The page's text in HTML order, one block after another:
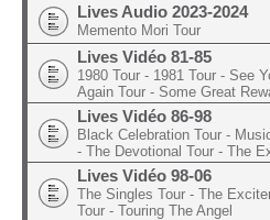
Lives Audio 2023-2024
Memento Mori Tour
Lives Vidéo 81-85
1980 Tour - 1981 Tour - See
Again Tour - Some Great
Lives Vidéo 86-98
Black Celebration Tour -
- The Devotional Tour - The
Lives Vidéo 98-06
The Singles Tour - The
Tour - Touring The Angel